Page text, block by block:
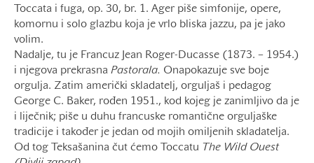
Toccata i fuga, op. 30, br. 1. Ager piše simfonije, opere,
komornu i solo glazbu koja je vrlo bliska jazzu, pa je jako
volim.
Nadalje, tu je Francuz Jean Roger-Ducasse (1873. – 1954.)
i njegova prekrasna Pastorala. Onapokazuje sve boje
orgulja. Zatim američki skladatelj, orguljaš i pedagog
George C. Baker, rođen 1951., kod kojeg je zanimljivo da je
i liječnik; piše u duhu francuske romantične orguljaške
tradicije i također je jedan od mojih omiljenih skladatelja.
Od tog Teksašanina čut ćemo Toccatu The Wild Ouest